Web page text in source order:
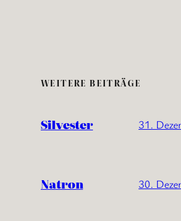
WEITERE BEITRÄGE
Silvester 31.
Natron 30.